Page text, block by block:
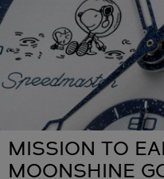
MISSION TO
MOONSHINE